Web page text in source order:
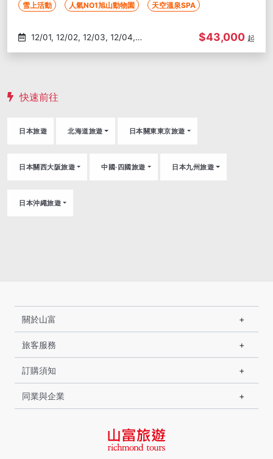
快速前往
日本旅遊 北海道旅遊 日本關東東京旅遊
日本關西大阪旅遊 中國‧四國旅遊 日本九州旅遊
日本沖繩旅遊
色燈樹節-台中出發
雪上活動 人氣NO1旭山動物園 天空溫泉SPA
12/05, 12/06, 12/07, 12/08, 12/09,
12/20, 12/21, 12/22, 12/23, 12/24,
01/13, 01/14, 01/15, 01/16, 01/17,
$43,000 起
關於山富
旅客服務
訂購須知
同業與企業